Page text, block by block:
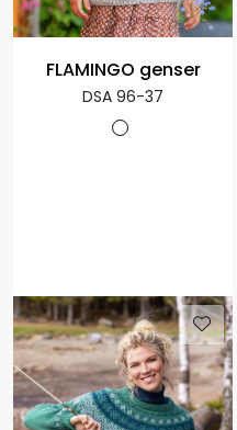
FLAMINGO genser
DSA 96-37